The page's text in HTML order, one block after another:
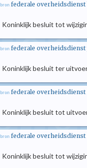
bron federale overheidsdienst
Koninklijk besluit tot
bron federale
Koninklijk besluit ter
bron federale
Koninklijk besluit tot
bron federale
Koninklijk besluit tot